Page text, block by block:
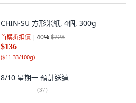
CHIN-SU 方形米紙, 4個, 300g
首購折扣價 40%$228
$136
($11.33/100g)
8/10 星期一 預計送達
(37)